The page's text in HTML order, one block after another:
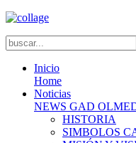
Inicio
Home
Noticias
NEWS GAD
HISTORIA
SIMBOLOS